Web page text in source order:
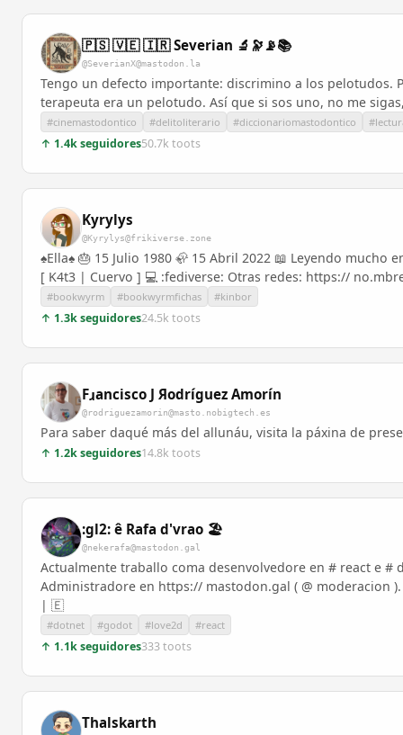
🇵🇸 🇻🇪 🇮🇷 Severian 🔬🔭📡📚
@SeverianX@mastodon.la
Tengo un defecto importante: discrimino a los pelotudos.
terapeuta era un pelotudo. Así que si sos uno, no me
#cinemastodontico #delitoliterario #diccionariomastodontico
↑ 1.4k seguidores50.7k toots
Kyrylys
@Kyrylys@frikiverse.zone
♠️Ella♠️ 🎂 15 Julio 1980 🦣 15 Abril 2022 📖 Leyendo mucho
[ K4t3 | Cuervo ] 💻 :fediverse: Otras redes: https://
#bookwyrm #bookwyrmfichas #kinbor
↑ 1.3k seguidores24.5k toots
Fɹancisco J Яodríguez Amorín
@rodriguezamorin@masto.nobigtech.es
Para saber daqué más del allunáu, visita la páxina de
↑ 1.2k seguidores14.8k toots
:gl2: ê Rafa d'vrao 🏖️
@nekerafa@mastodon.gal
Actualmente traballo coma desenvolvedore en # react e
Administradore en https:// mastodon.gal ( @ moderacion
| 🇪
#dotnet #godot #love2d #react
↑ 1.1k seguidores333 toots
Thalskarth